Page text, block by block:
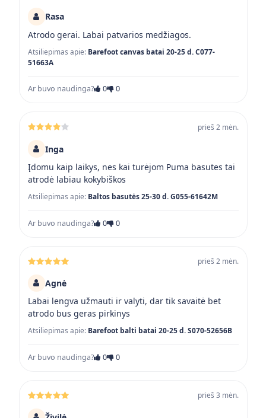
Rasa
Atrodo gerai. Labai patvarios medžiagos.
Atsiliepimas apie: Barefoot canvas batai 20-25 d. C077-
51663A
Ar buvo naudinga? 0 0
prieš 2 mėn.
Inga
Įdomu kaip laikys, nes kai turėjom Puma basutes tai
atrodė labiau kokybiškos
Atsiliepimas apie: Baltos basutės 25-30 d. G055-61642M
Ar buvo naudinga? 0 0
prieš 2 mėn.
Agnė
Labai lengva užmauti ir valyti, dar tik savaitė bet
atrodo bus geras pirkinys
Atsiliepimas apie: Barefoot balti batai 20-25 d. S070-52656B
Ar buvo naudinga? 0 0
prieš 3 mėn.